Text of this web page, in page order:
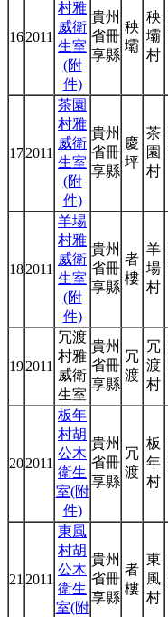
162011
村雅
威衛
生室
(附
件)
貴州
省冊
享縣
秧
壩
秧
壩
村
172011
茶園
村雅
威衛
生室
(附
件)
貴州
省冊
享縣
慶
坪
茶
園
村
182011
羊場
村雅
威衛
生室
(附
件)
貴州
省冊
享縣
者
樓
羊
場
村
192011
冗渡
村雅
威衛
生室
貴州
省冊
享縣
冗
渡
冗
渡
村
202011
板年
村胡
公木
衛生
室(附
件)
貴州
省冊
享縣
冗
渡
板
年
村
212011
東風
村胡
公木
衛生
室(附
貴州
省冊
享縣
者
樓
東
風
村